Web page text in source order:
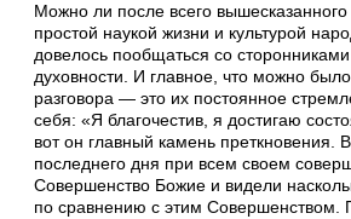
Можно ли после всего вышесказанного
простой наукой жизни и культурой
довелось пообщаться со
духовности. И главное, что можно
разговора — это их постоянное
себя: «Я благочестив, я достигаю
вот он главный камень преткновения.
последнего дня при всем своем
Совершенство Божие и видели
по сравнению с этим Совершенством.